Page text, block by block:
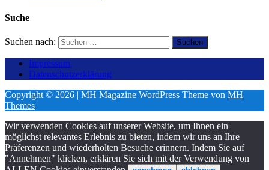
Suche
Suchen nach:
Impressum
Datenschutzerklärung
Copyright © 2026 | MH Magazine WordPress Theme von MH
Themes
Wir verwenden Cookies auf unserer Website, um Ihnen ein
möglichst relevantes Erlebnis zu bieten, indem wir uns an Ihre
Präferenzen und wiederholten Besuche erinnern. Indem Sie auf
"Annehmen" klicken, erklären Sie sich mit der Verwendung von